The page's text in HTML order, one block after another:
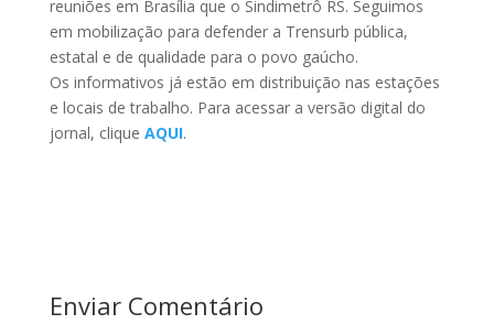
reuniões em Brasília que o Sindimetrô RS. Seguimos
em mobilização para defender a Trensurb pública,
estatal e de qualidade para o povo gaúcho.
Os informativos já estão em distribuição nas estações
e locais de trabalho. Para acessar a versão digital do
jornal, clique AQUI.
Enviar Comentário